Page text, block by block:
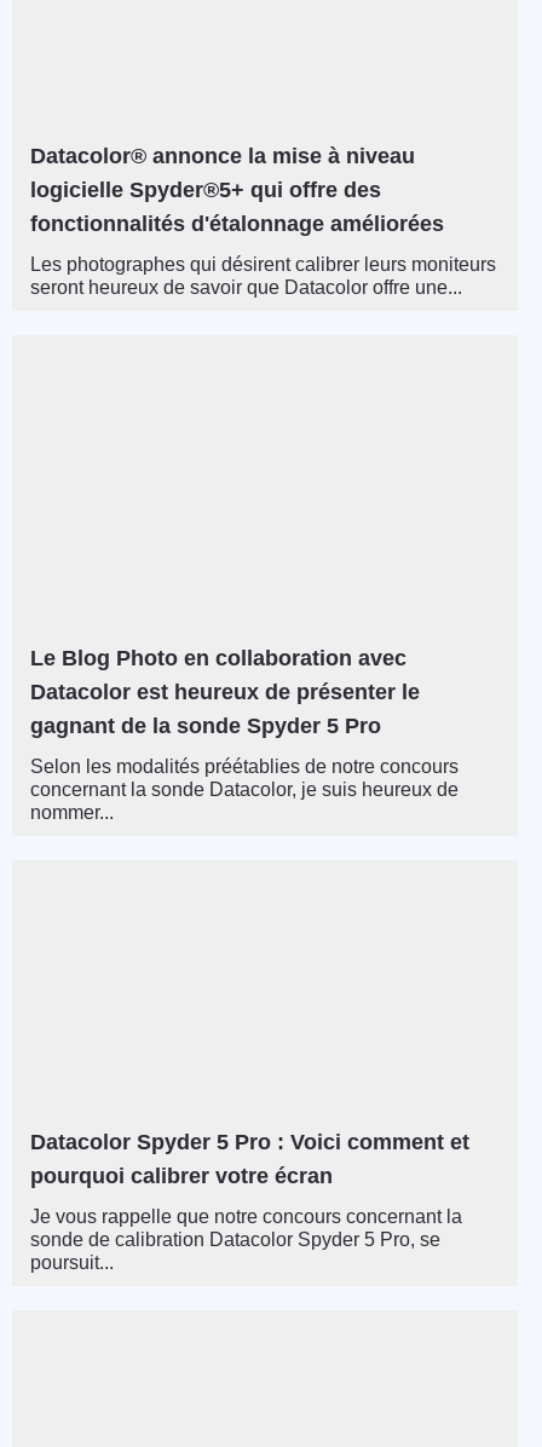
Datacolor® annonce la mise à niveau
logicielle Spyder®5+ qui offre des
fonctionnalités d'étalonnage améliorées
Les photographes qui désirent calibrer leurs moniteurs
seront heureux de savoir que Datacolor offre une...
Le Blog Photo en collaboration avec
Datacolor est heureux de présenter le
gagnant de la sonde Spyder 5 Pro
Selon les modalités préétablies de notre concours
concernant la sonde Datacolor, je suis heureux de
nommer...
Datacolor Spyder 5 Pro : Voici comment et
pourquoi calibrer votre écran
Je vous rappelle que notre concours concernant la
sonde de calibration Datacolor Spyder 5 Pro, se
poursuit...